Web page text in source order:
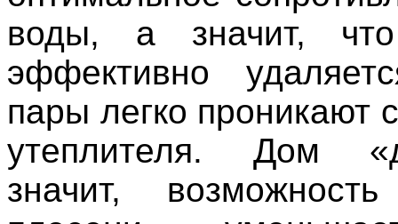
воды, а значит, что
эффективно
пары легко проникают
утеплителя. Дом
значит,